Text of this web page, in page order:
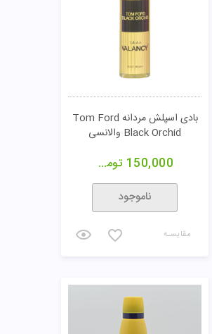
بادی اسپلش مردانه Tom Ford
Black Orchid والانسی
150,000 تومان
ناموجود
مقایسـه